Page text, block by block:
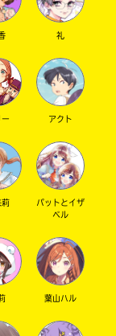
礼
ー アクト
莉
パットとイザ
ベル
葉山ハル